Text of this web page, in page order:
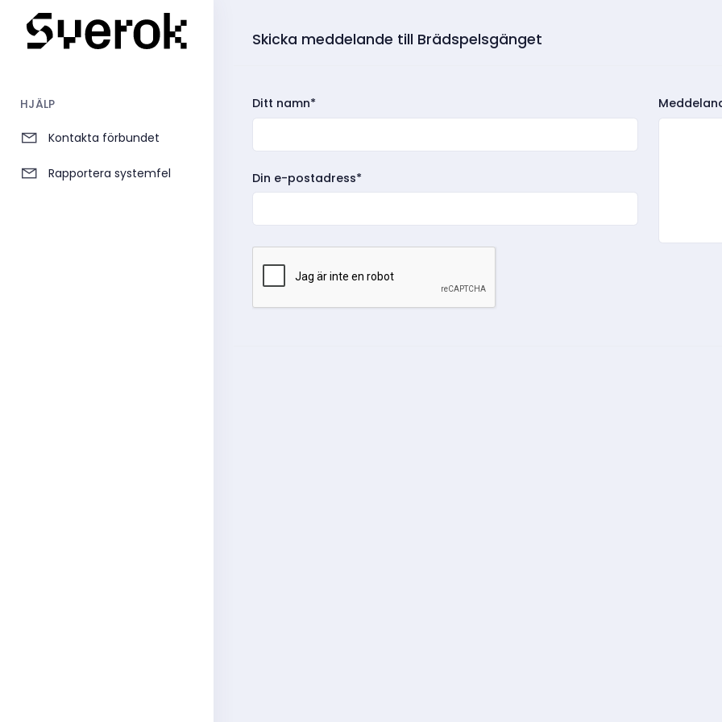
HJÄLP
Kontakta förbundet
Rapportera systemfel
Skicka meddelande till Brädspelsgänget
Ditt namn*
Din e-postadress*